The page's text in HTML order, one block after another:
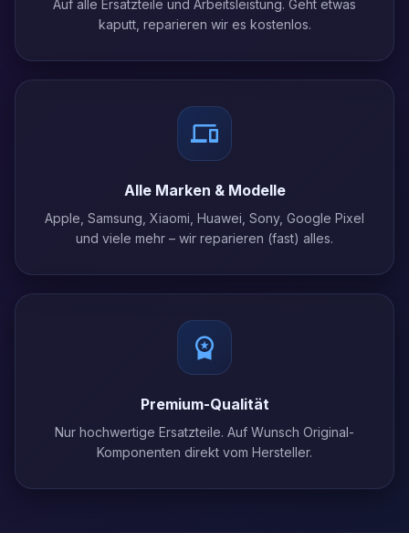
Auf alle Ersatzteile und Arbeitsleistung. Geht etwas
kaputt, reparieren wir es kostenlos.
Alle Marken & Modelle
Apple, Samsung, Xiaomi, Huawei, Sony, Google Pixel
und viele mehr – wir reparieren (fast) alles.
Premium-Qualität
Nur hochwertige Ersatzteile. Auf Wunsch Original-
Komponenten direkt vom Hersteller.